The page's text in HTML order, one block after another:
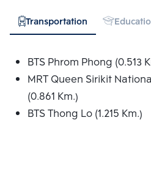
Transportation
BTS Phrom Phong (0.513
MRT Queen Sirikit
(0.861 Km.)
BTS Thong Lo (1.215 Km.)